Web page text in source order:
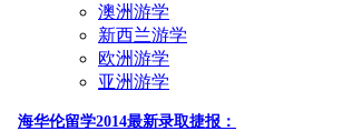
澳洲游学
新西兰游学
欧洲游学
亚洲游学
海华伦留学2014最新录取捷报：